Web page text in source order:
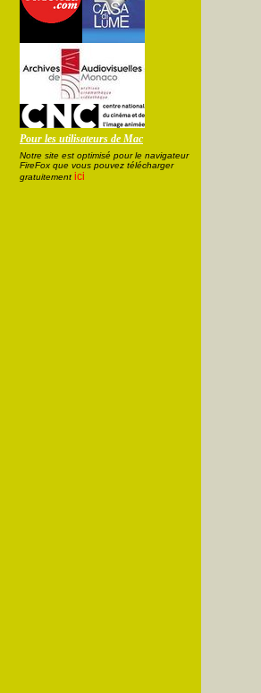
Pour les utilisateurs de Mac
Notre site est optimisé pour le navigateur
FireFox que vous pouvez télécharger
gratuitement ici